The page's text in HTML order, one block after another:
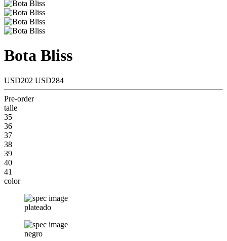
Bota Bliss
USD202 USD284
Pre-order
talle
35
36
37
38
39
40
41
color
plateado
negro